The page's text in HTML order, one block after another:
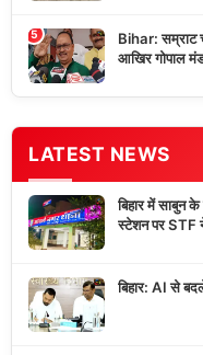
5
Bihar: सम्राट
आखिर गोपाल
LATEST NEWS
बिहार में साबुन के
स्टेशन पर STF
बिहार: AI से